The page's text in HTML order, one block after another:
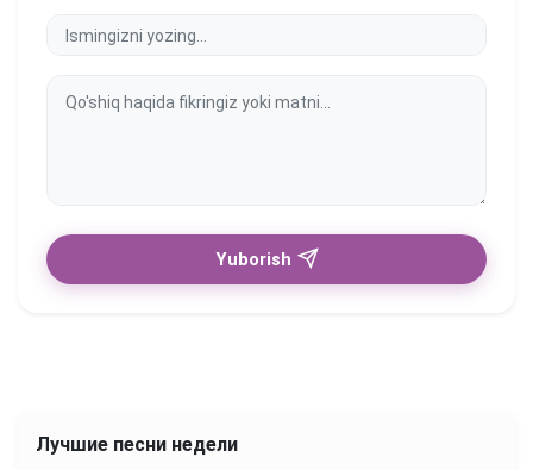
Yuborish
Лучшие песни недели